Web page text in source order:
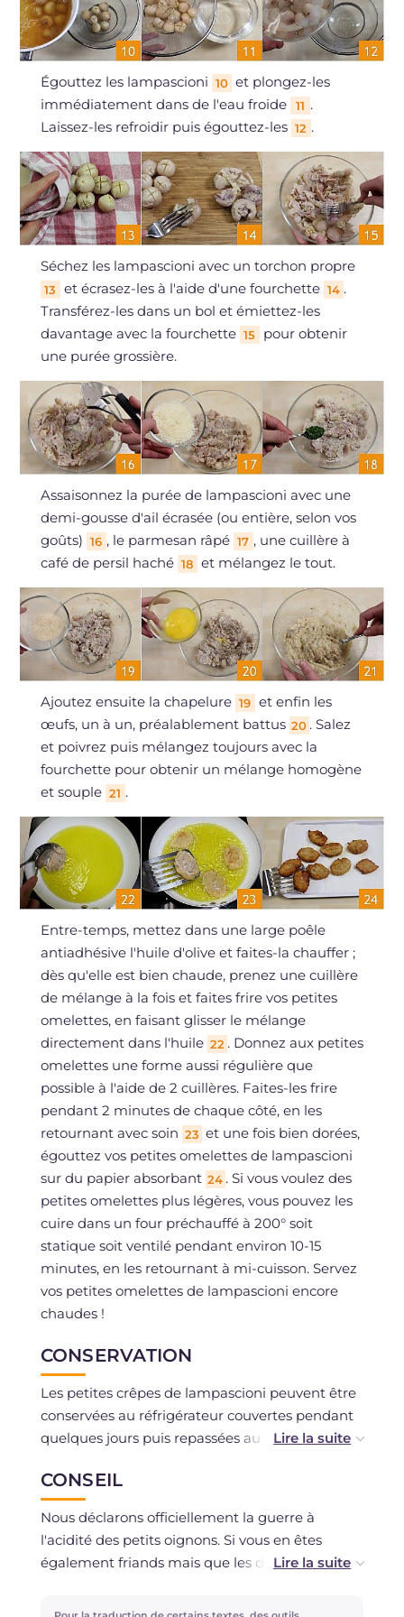
Égouttez les lampascioni 10 et plongez-les
immédiatement dans de l'eau froide
11 .
Laissez-les refroidir puis égouttez-les 12 .
Séchez les lampascioni avec un torchon propre
13 et écrasez-les à l'aide d'une fourchette 14 .
Transférez-les dans un bol et émiettez-les
davantage avec la fourchette 15
pour obtenir
une purée grossière.
Assaisonnez la purée de lampascioni avec une
demi-gousse d'ail écrasée (ou entière, selon vos
goûts) 16 , le parmesan râpé 17 , une cuillère à
café de persil haché 18 et mélangez le tout.
Ajoutez ensuite la chapelure 19 et enfin les
œufs, un à un, préalablement battus 20 . Salez
et poivrez puis mélangez toujours avec la
fourchette pour obtenir un mélange homogène
et souple 21 .
Entre-temps, mettez dans une large poêle
antiadhésive l'huile d'olive et faites-la chauffer ;
dès qu'elle est bien chaude, prenez une cuillère
de mélange à la fois et faites frire vos petites
omelettes, en faisant glisser le mélange
directement dans l'huile 22 . Donnez aux petites
omelettes une forme aussi régulière que
possible à l'aide de 2 cuillères. Faites-les frire
pendant 2 minutes de chaque côté, en les
retournant avec soin 23 et une fois bien dorées,
égouttez vos petites omelettes de lampascioni
sur du papier absorbant 24 . Si vous voulez des
petites omelettes plus légères, vous pouvez les
cuire dans un four préchauffé à 200° soit
statique soit ventilé pendant environ 10-15
minutes, en les retournant à mi-cuisson. Servez
vos petites omelettes de lampascioni encore
chaudes !
CONSERVATION
Les petites crêpes de lampascioni peuvent être
conservées au réfrigérateur couvertes pendant
quelques jours puis repassées au four pendant
Nous déconseillons de congeler les petites
omelettes mais si vous le souhaitez, vous
pouvez congeler les lampascioni : après le
trempage, faites-les cuire dans de l'eau
bouillante pendant 30 minutes, en les gardant
CONSEIL
Nous déclarons officiellement la guerre à
l'acidité des petits oignons. Si vous en êtes
également friands mais que les digérer est une
lampascioni tremper dans de l'eau froide